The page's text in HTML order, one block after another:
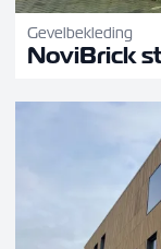
Gevelbekleding
NoviBrick